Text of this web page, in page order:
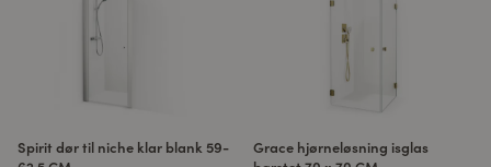
Spirit dør til niche klar blank 59-
Grace hjørneløsning isglas